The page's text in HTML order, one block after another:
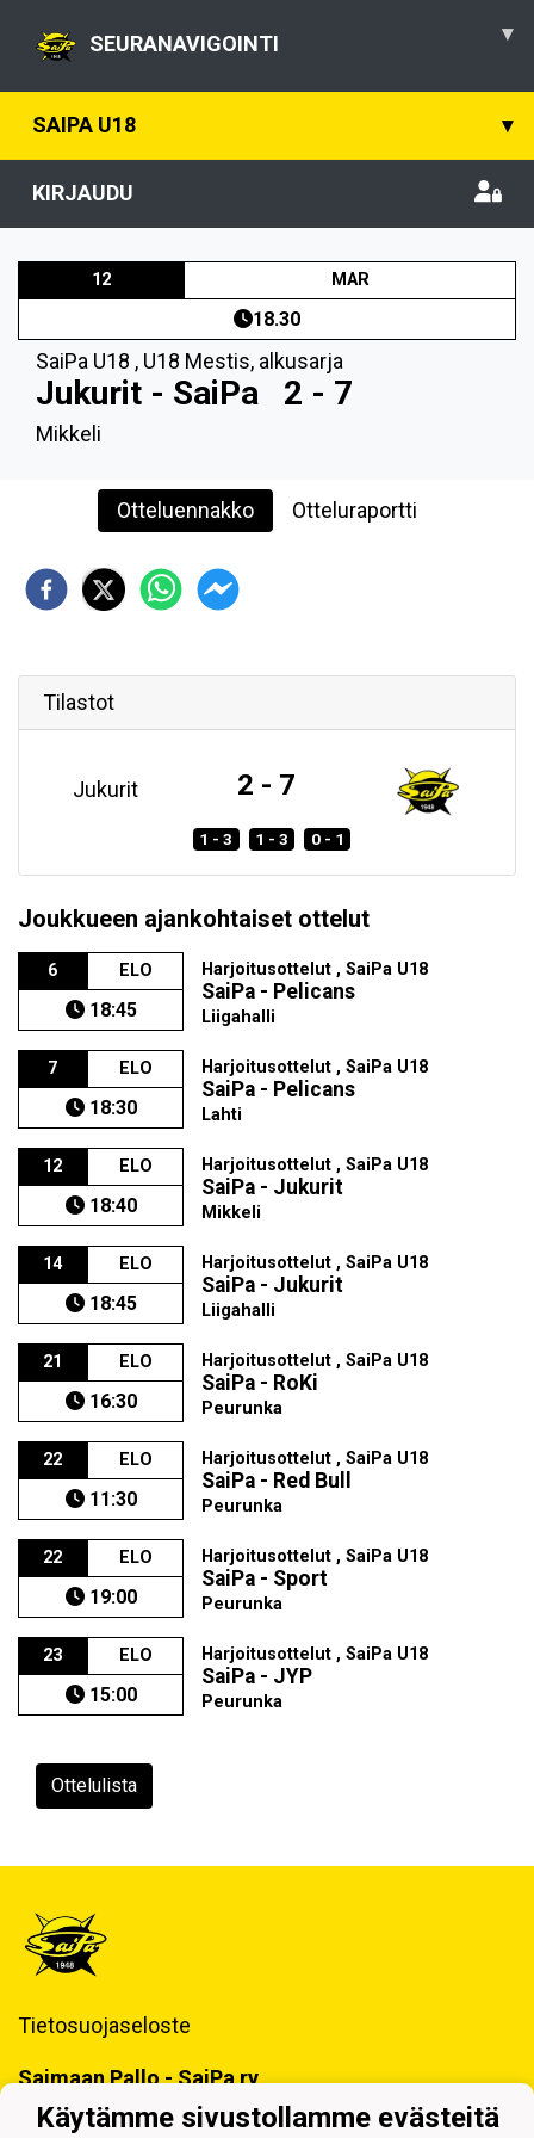
SEURANAVIGOINTI ▾
SAIPA U18 ▾
KIRJAUDU
12 MAR
18.30
SaiPa U18 , U18 Mestis, alkusarja
Jukurit - SaiPa 2 - 7
Mikkeli
Otteluennakko Otteluraportti
Tilastot
Jukurit 2 - 7
1 - 3 1 - 3 0 - 1
Joukkueen ajankohtaiset ottelut
6 ELO
18:45
Harjoitusottelut , SaiPa U18
SaiPa - Pelicans
Liigahalli
7 ELO
18:30
Harjoitusottelut , SaiPa U18
SaiPa - Pelicans
Lahti
12 ELO
18:40
Harjoitusottelut , SaiPa U18
SaiPa - Jukurit
Mikkeli
14 ELO
18:45
Harjoitusottelut , SaiPa U18
SaiPa - Jukurit
Liigahalli
21 ELO
16:30
Harjoitusottelut , SaiPa U18
SaiPa - RoKi
Peurunka
22 ELO
11:30
Harjoitusottelut , SaiPa U18
SaiPa - Red Bull
Peurunka
22 ELO
19:00
Harjoitusottelut , SaiPa U18
SaiPa - Sport
Peurunka
23 ELO
15:00
Harjoitusottelut , SaiPa U18
SaiPa - JYP
Peurunka
Ottelulista
Tietosuojaseloste
Saimaan Pallo - SaiPa ry
Käynti- ja postiosoite ja Laskutustiedot
Käytämme sivustollamme evästeitä